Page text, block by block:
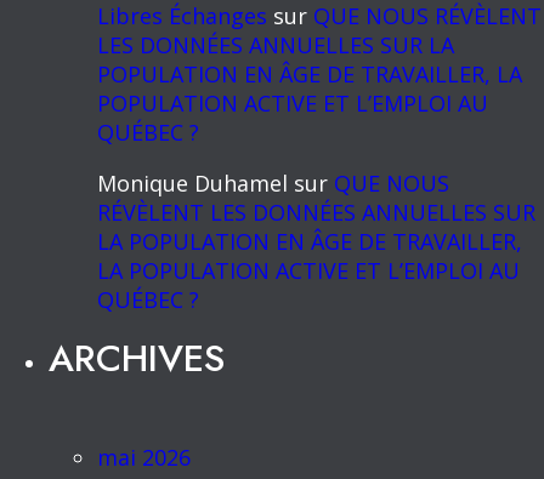
Libres Échanges sur QUE NOUS RÉVÈLENT
LES DONNÉES ANNUELLES SUR LA
POPULATION EN ÂGE DE TRAVAILLER, LA
POPULATION ACTIVE ET L’EMPLOI AU
QUÉBEC ?
Monique Duhamel sur QUE NOUS
RÉVÈLENT LES DONNÉES ANNUELLES SUR
LA POPULATION EN ÂGE DE TRAVAILLER,
LA POPULATION ACTIVE ET L’EMPLOI AU
QUÉBEC ?
ARCHIVES
mai 2026